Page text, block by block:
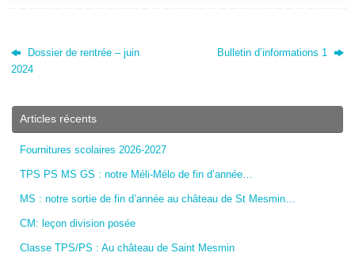
Dossier de rentrée – juin
2024
Bulletin d’informations 1
Articles récents
Fournitures scolaires 2026-2027
TPS PS MS GS : notre Méli-Mélo de fin d’année…
MS : notre sortie de fin d’année au château de St Mesmin…
CM: leçon division posée
Classe TPS/PS : Au château de Saint Mesmin